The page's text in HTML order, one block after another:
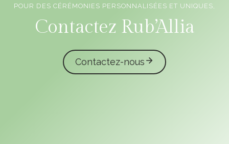
POUR DES CÉRÉMONIES PERSONNALISÉES ET UNIQUES,
Contactez Rub’Allia
Contactez-nous